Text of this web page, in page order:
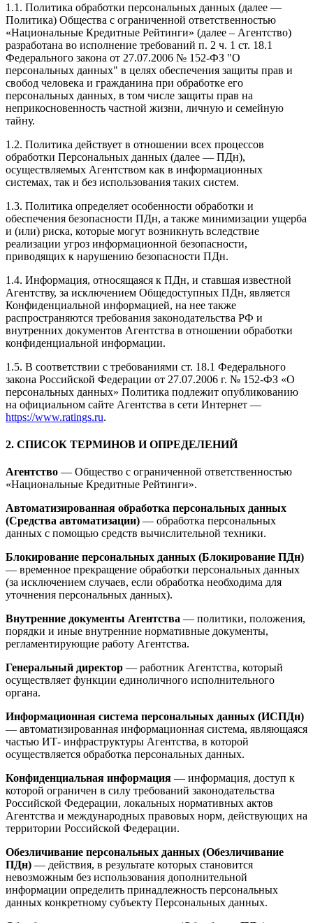
1.1. Политика обработки персональных данных (далее —
Политика) Общества с ограниченной ответственностью
«Национальные Кредитные Рейтинги» (далее – Агентство)
разработана во исполнение требований п. 2 ч. 1 ст. 18.1
Федерального закона от 27.07.2006 № 152-ФЗ "О
персональных данных" в целях обеспечения защиты прав и
свобод человека и гражданина при обработке его
персональных данных, в том числе защиты прав на
неприкосновенность частной жизни, личную и семейную
тайну.
1.2. Политика действует в отношении всех процессов
обработки Персональных данных (далее — ПДн),
осуществляемых Агентством как в информационных
системах, так и без использования таких систем.
1.3. Политика определяет особенности обработки и
обеспечения безопасности ПДн, а также минимизации ущерба
и (или) риска, которые могут возникнуть вследствие
реализации угроз информационной безопасности,
приводящих к нарушению безопасности ПДн.
1.4. Информация, относящаяся к ПДн, и ставшая известной
Агентству, за исключением Общедоступных ПДн, является
Конфиденциальной информацией, на нее также
распространяются требования законодательства РФ и
внутренних документов Агентства в отношении обработки
конфиденциальной информации.
1.5. В соответствии с требованиями ст. 18.1 Федерального
закона Российской Федерации от 27.07.2006 г. № 152-ФЗ «О
персональных данных» Политика подлежит опубликованию
на официальном сайте Агентства в сети Интернет —
https://www.ratings.ru.
2. СПИСОК ТЕРМИНОВ И ОПРЕДЕЛЕНИЙ
Агентство — Общество с ограниченной ответственностью
«Национальные Кредитные Рейтинги».
Автоматизированная обработка персональных данных
(Средства автоматизации) — обработка персональных
данных с помощью средств вычислительной техники.
Блокирование персональных данных (Блокирование ПДн)
— временное прекращение обработки персональных данных
(за исключением случаев, если обработка необходима для
уточнения персональных данных).
Внутренние документы Агентства — политики, положения,
порядки и иные внутренние нормативные документы,
регламентирующие работу Агентства.
Генеральный директор — работник Агентства, который
осуществляет функции единоличного исполнительного
органа.
Информационная система персональных данных (ИСПДн)
— автоматизированная информационная система, являющаяся
частью ИТ- инфраструктуры Агентства, в которой
осуществляется обработка персональных данных.
Конфиденциальная информация — информация, доступ к
которой ограничен в силу требований законодательства
Российской Федерации, локальных нормативных актов
Агентства и международных правовых норм, действующих на
территории Российской Федерации.
Обезличивание персональных данных (Обезличивание
ПДн) — действия, в результате которых становится
невозможным без использования дополнительной
информации определить принадлежность персональных
данных конкретному субъекту Персональных данных.